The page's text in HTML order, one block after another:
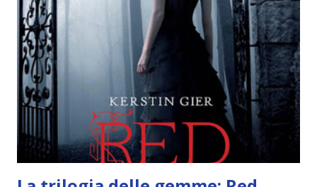
RAGAZZI nei libri hanno i capelli arruffati. Vabbè, c'è crisi, il
pettine costa. Dovrei regalarglielo io uno. O magari del gel.
Fatto sta che nella realtà i ragazzi con i capelli così
sembrano degli scappati di casa. Ah, poi ci sono le ciocche
ribelli. Che monelli, che trasgry. Oppure tutti i personaggi
dei libri sono dei grandi lettori, fatto sta che io non ho mai
trovato una scena in ...